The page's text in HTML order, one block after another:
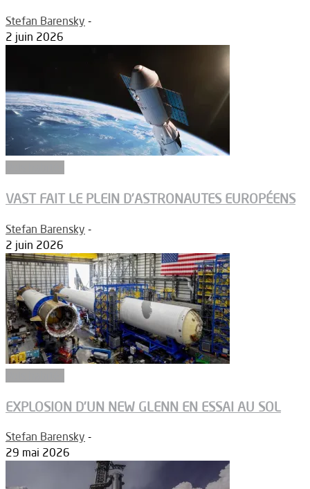
Stefan Barensky -
2 juin 2026
VAST FAIT LE PLEIN D’ASTRONAUTES EUROPÉENS
Stefan Barensky -
2 juin 2026
EXPLOSION D’UN NEW GLENN EN ESSAI AU SOL
Stefan Barensky -
29 mai 2026